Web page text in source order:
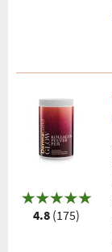
4.8 (175)